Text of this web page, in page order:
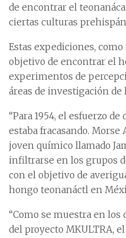
de encontrar el
ciertas culturas
Estas expediciones,
objetivo de encontrar el
experimentos de
áreas de investigación de
“Para 1954, el esfuerzo de
estaba fracasando.
joven químico llamado
infiltrarse en los grupos
con el objetivo de
hongo teonanáctl en
“Como se muestra en
del proyecto MKULTRA,